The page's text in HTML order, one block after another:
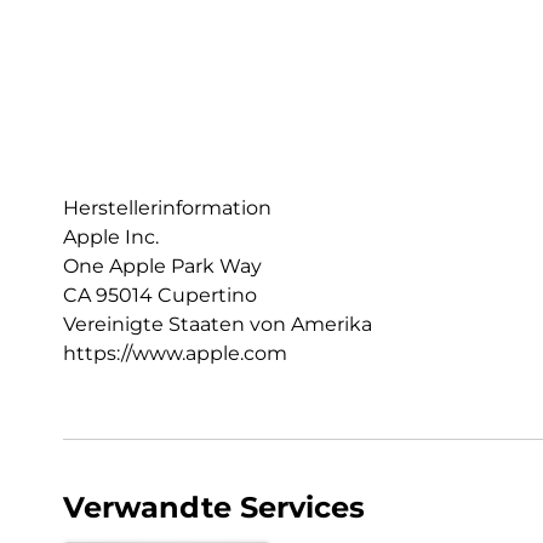
Herstellerinformation
Apple Inc.
One Apple Park Way
CA 95014 Cupertino
Vereinigte Staaten von Amerika
https://www.apple.com
Verwandte Services